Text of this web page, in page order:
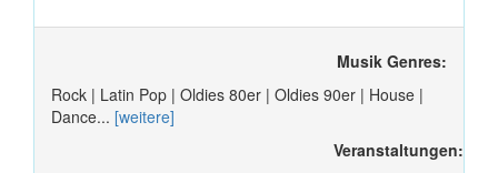
Musik Genres:
Rock | Latin Pop | Oldies 80er | Oldies 90er | House |
Dance... [weitere]
Veranstaltungen: